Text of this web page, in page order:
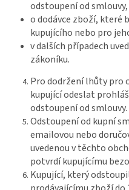
odstoupení od smlouvy,
o dodávce zboží, které
kupujícího nebo pro
v dalších případech
zákoníku.
Pro dodržení lhůty pro
kupující odeslat
odstoupení od smlouvy.
Odstoupení od kupní
emailovou nebo
uvedenou v těchto
potvrdí kupujícímu
Kupující, který